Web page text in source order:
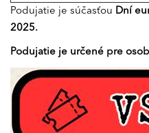
Podujatie je súčasťou Dní
2025.
Podujatie je určené pre